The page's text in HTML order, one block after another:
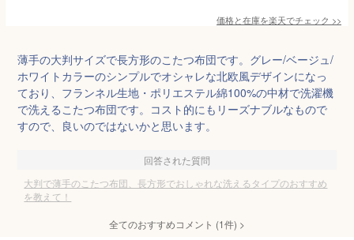
価格と在庫を楽天でチェック >>
薄手の大判サイズで長方形のこたつ布団です。グレー/ベージュ/
ホワイトカラーのシンプルでオシャレな北欧風デザインになっ
ており、フランネル生地・ポリエステル綿100%の中材で洗濯機
で洗えるこたつ布団です。コスト的にもリーズナブルなもので
すので、良いのではないかと思います。
回答された質問
大判で薄手のこたつ布団、長方形でおしゃれな洗えるタイプのおすすめ
を教えて！
全てのおすすめコメント (1件) >